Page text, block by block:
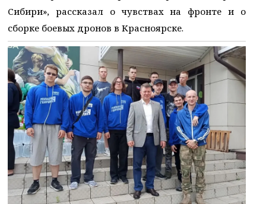
Сибири», рассказал о чувствах на фронте и о
сборке боевых дронов в Красноярске.